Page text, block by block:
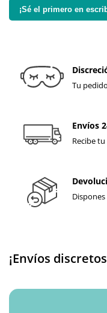
¡Sé el primero en
Tu
Envíos
Recibe
¡Envíos